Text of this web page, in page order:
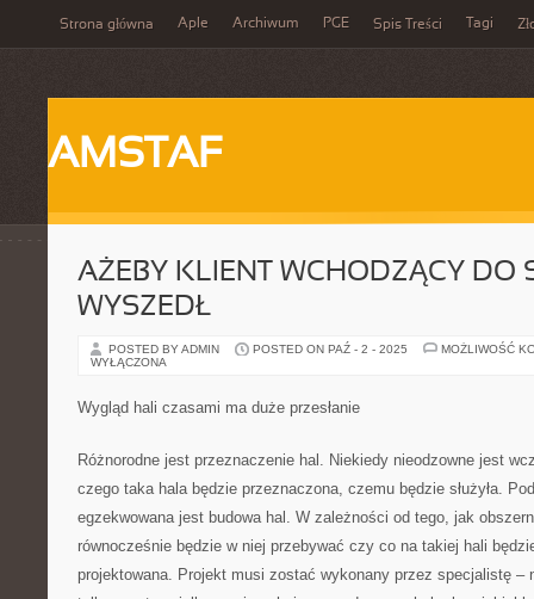
Strona główna Aple Archiwum PGE Spis Treści Tagi
AMSTAF
AŻEBY KLIENT WCHODZĄCY DO
WYSZEDŁ
POSTED BY ADMIN POSTED ON PAŹ - 2 - 2025
MOŻLIWOŚĆ
WYŁĄCZONA
Wygląd hali czasami ma duże przesłanie
Różnorodne jest przeznaczenie hal. Niekiedy nieodzowne jest
czego taka hala będzie przeznaczona, czemu będzie służyła.
egzekwowana jest budowa hal. W zależności od tego, jak
równocześnie będzie w niej przebywać czy co na takiej hali
projektowana. Projekt musi zostać wykonany przez specjalistę –